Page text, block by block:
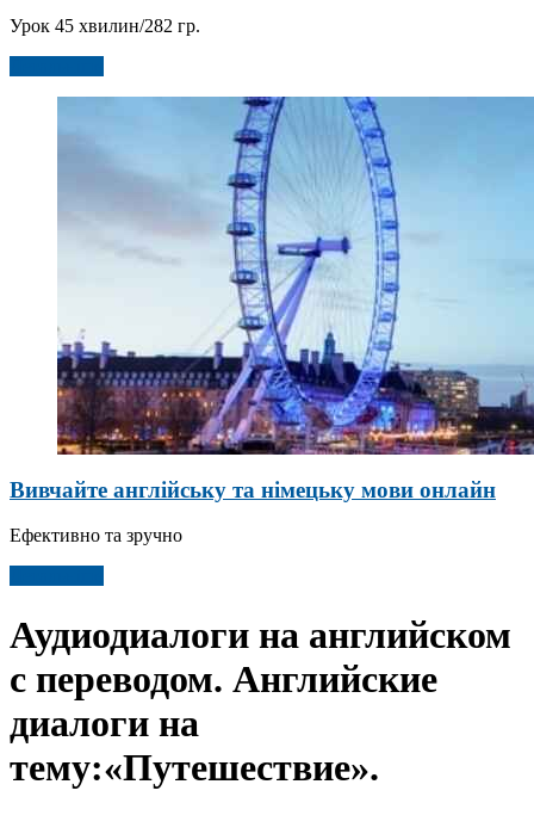
Урок 45 хвилин/282 гр.
Вивчайте англійську та німецьку мови онлайн
Ефективно та зручно
Аудиодиалоги на английском
с переводом. Английские
диалоги на
тему:«Путешествие».